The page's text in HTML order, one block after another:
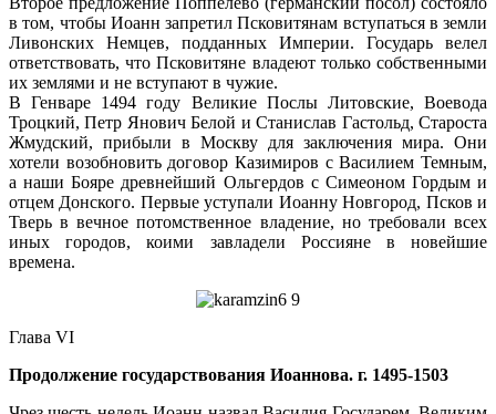
в том, чтобы Иоанн запретил Псковитянам вступаться в земли
Ливонских Немцев, подданных Империи. Государь велел
ответствовать, что Псковитяне владеют только собственными
их землями и не вступают в чужие.
В Генваре 1494 году Великие Послы Литовские, Воевода
Троцкий, Петр Янович Белой и Станислав Гастольд, Староста
Жмудский, прибыли в Москву для заключения мира. Они
хотели возобновить договор Казимиров с Василием Темным,
а наши Бояре древнейший Ольгердов с Симеоном Гордым и
отцем Донского. Первые уступали Иоанну Новгород, Псков и
Тверь в вечное потомственное владение, но требовали всех
иных городов, коими завладели Россияне в новейшие
времена.
Глава VI
Продолжение государствования Иоаннова. г. 1495-1503